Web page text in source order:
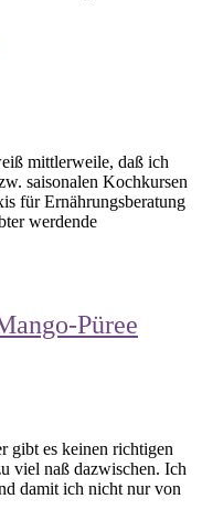
mittlerweile, daß ich
saisonalen Kochkursen
für Ernährungsberatung
werdende
Püree
gibt es keinen richtigen
viel naß dazwischen. Ich
damit ich nicht nur von